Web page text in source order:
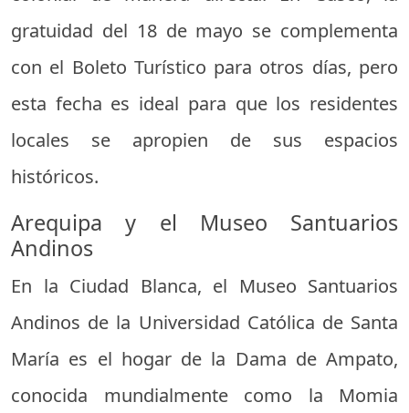
gratuidad del 18 de mayo se complementa
con el Boleto Turístico para otros días, pero
esta fecha es ideal para que los residentes
locales se apropien de sus espacios
históricos.
Arequipa y el Museo Santuarios
Andinos
En la Ciudad Blanca, el Museo Santuarios
Andinos de la Universidad Católica de Santa
María es el hogar de la Dama de Ampato,
conocida mundialmente como la Momia